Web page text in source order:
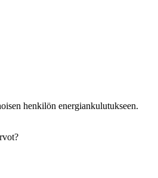
henkilön energiankulutukseen.